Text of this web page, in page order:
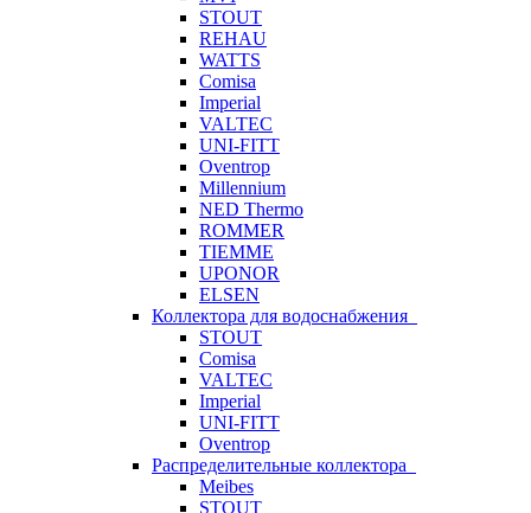
STOUT
REHAU
WATTS
Comisa
Imperial
VALTEC
UNI-FITT
Oventrop
Millennium
NED Thermo
ROMMER
TIEMME
UPONOR
ELSEN
Коллектора для водоснабжения
STOUT
Comisa
VALTEC
Imperial
UNI-FITT
Oventrop
Распределительные коллектора
Meibes
STOUT